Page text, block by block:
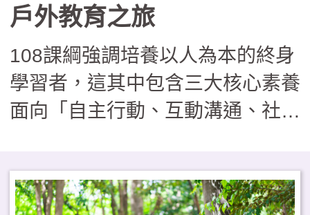
挑戰，因此如欲實施戶外教育學
校，可視學校現況採循序漸進的發
展路徑，由單次活動漸漸邁向校本
特色課程，逐步建構出完善的支持
系統，邁向具深度內涵的課程型
未來的能力。
戶外教育之旅
108課綱強調培養以人為本的終身
學習者，這其中包含三大核心素養
面向「自主行動、互動溝通、社會
一種學習方式，也是體現108課綱
精神的最佳教學實踐方式。大湖農